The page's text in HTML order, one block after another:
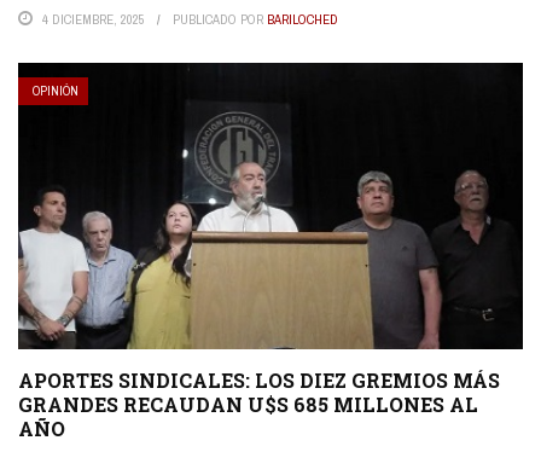
4 DICIEMBRE, 2025 PUBLICADO POR BARILOCHED
OPINIÓN
APORTES SINDICALES: LOS DIEZ GREMIOS MÁS
GRANDES RECAUDAN U$S 685 MILLONES AL
AÑO